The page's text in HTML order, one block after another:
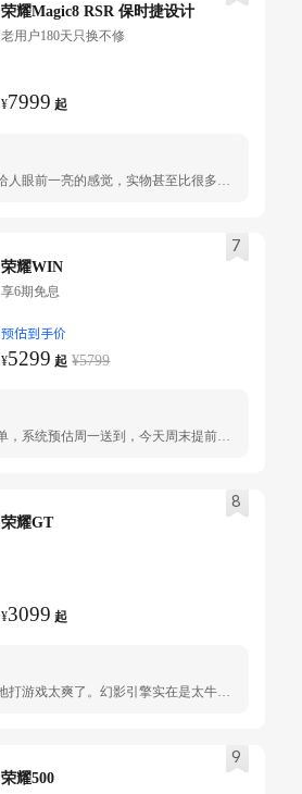
荣耀Magic8 RSR 保时捷设计
老用户180天只换不修
¥7999 起
7
荣耀WIN
享6期免息
预估到手价
¥5299 起 ¥5799
发布会还没完就下了单，系统预估周一送到，今天周末提前到了，点赞👍。这次的win比我之前买的GTPRO特色更加鲜明，荣耀这次算是把产品出到我心坎上了：高性能SoC、大电池、无线充。作为配合我的Magic8PRO的副机，完美互补。芯片性能8PRO同款，玩游戏还有额外的风扇散热，打起来更给力，新的版本推送升级后，刚好有我玩的《绝区零》优化，着色器编译速度确实快的多，速度快了很多，甚至比我的8PRO还快，优化很好。外放音质8PRO同款扬声器，低音非常好，打起游戏来更有氛围感了。屏幕素质不错，色彩表现到位，护眼效果杠杠的，甚至觉得比我的8PRO还要看着舒服。风扇噪音很小，现在冬天我甚至可以不开，仅仅是温热，调度很不错，夏天温度上来了，风扇就能用上了。电池太大了，根本用不完。。。爽玩一整天了可以说，去除影响要素，妥妥的手机中的“六边形战士”，没短板。打电话也没问题，通话音质很清晰。有了无线充，再也不用担心尾插松垮了，随充随拿没有线缆束缚。另外新主题也很有意思哈。😬
8
荣耀GT
¥3099 起
good非常的good狠狠地打游戏太爽了。幻影引擎实在是太牛逼了直接给我原神加了60帧而且只要温度不高就可以一直稳定爽玩真的太爽了。相当于pc里的英伟达大力水手一样神奇的赛博华佗。只不过这个是本身就已经完美运行60帧然后体验在翻倍了属实牛逼。整体温度控制确实不错而且九块九的散热器也非常nice。电量续航确实是短板但也还好。今天算了一下15分钟冲了六十多格电太猛了。想起了我第一次买的荣耀线上手机荣耀十。那部手机看完发布会就买了实在是太喜欢在当时实在是泰裤辣那个配色和性能。现在重回线上的第一步手机我也是看完发布会就立马下单了，性能整体使用非常的流畅而且有一块非常不错的屏幕和比较优秀的相机。红外和nfc都给到了外观上看上去也很不错做工优秀要是金属边框更好了没有也没事毕竟2199这个价格必定会有取舍钱要花在刀刃上就好了每个人按需购买就好了。喜欢就买实际两天的体验下来确实非常的喜欢。希望以后的荣耀线上手机重回巅峰我会期待你们的新机发布会的。
9
荣耀500